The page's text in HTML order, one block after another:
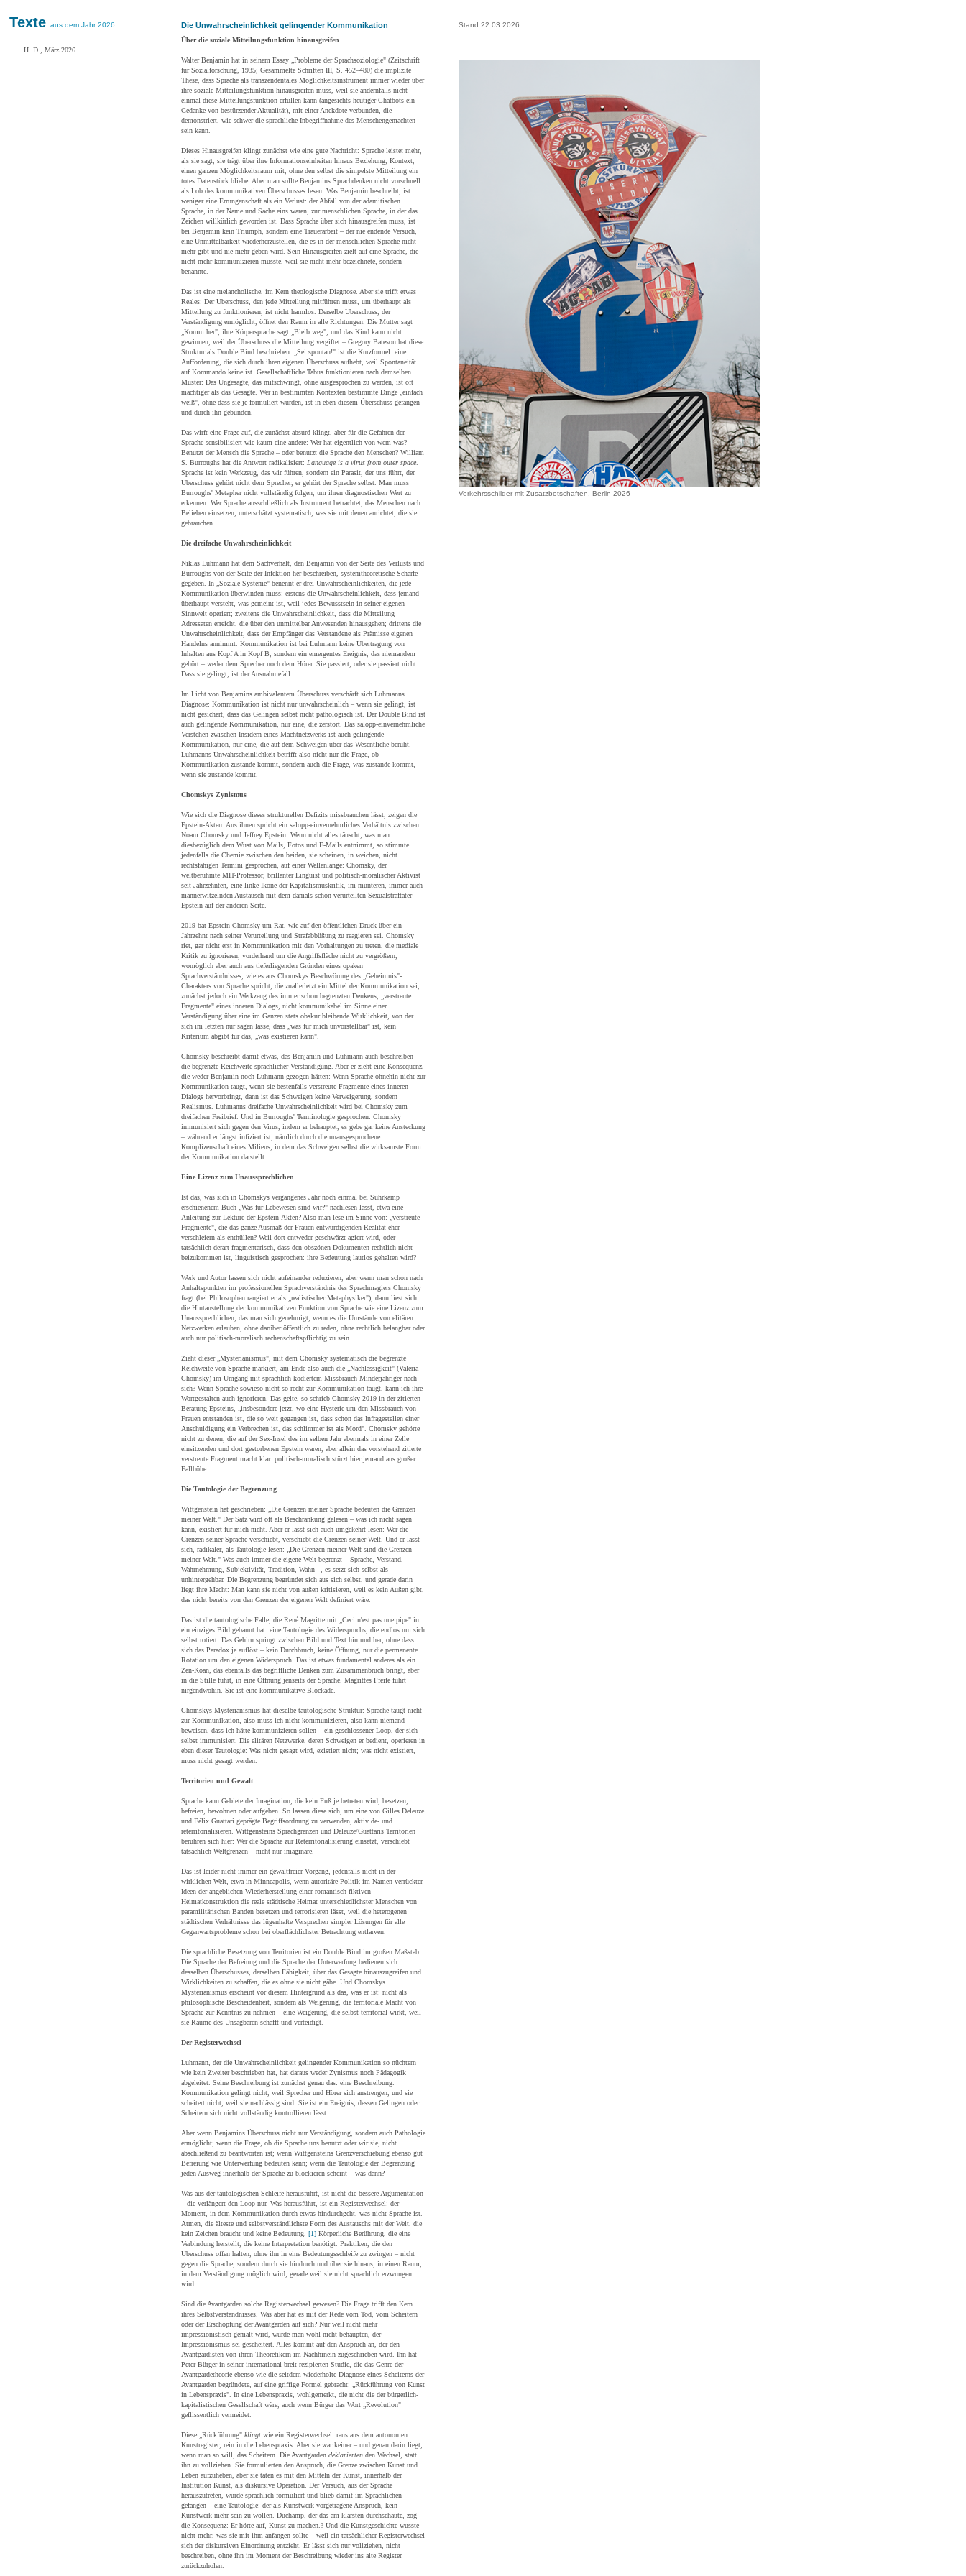
Texte aus dem Jahr 2026 Die Unwahrscheinlichkeit gelingender Kommunikation
Stand 22.03.2026
Über die soziale Mitteilungsfunktion hinausgreifen
H. D., März 2026
Walter Benjamin hat in seinem Essay „Probleme der Sprachsoziologie" (Zeitschrift
für Sozialforschung, 1935; Gesammelte Schriften III, S. 452–480) die implizite
These, dass Sprache als transzendentales Möglichkeitsinstrument immer wieder über
ihre soziale Mitteilungsfunktion hinausgreifen muss, weil sie andernfalls nicht
einmal diese Mitteilungsfunktion erfüllen kann (angesichts heutiger Chatbots ein
Gedanke von bestürzender Aktualität), mit einer Anekdote verbunden, die
demonstriert, wie schwer die sprachliche Inbegriffnahme des Menschengemachten
sein kann.
Dieses Hinausgreifen klingt zunächst wie eine gute Nachricht: Sprache leistet mehr,
als sie sagt, sie trägt über ihre Informationseinheiten hinaus Beziehung, Kontext,
einen ganzen Möglichkeitsraum mit, ohne den selbst die simpelste Mitteilung ein
totes Datenstück bliebe. Aber man sollte Benjamins Sprachdenken nicht vorschnell
als Lob des kommunikativen Überschusses lesen. Was Benjamin beschreibt, ist
weniger eine Errungenschaft als ein Verlust: der Abfall von der adamitischen
Sprache, in der Name und Sache eins waren, zur menschlichen Sprache, in der das
Zeichen willkürlich geworden ist. Dass Sprache über sich hinausgreifen muss, ist
bei Benjamin kein Triumph, sondern eine Trauerarbeit – der nie endende Versuch,
eine Unmittelbarkeit wiederherzustellen, die es in der menschlichen Sprache nicht
mehr gibt und nie mehr geben wird. Sein Hinausgreifen zielt auf eine Sprache, die
nicht mehr kommunizieren müsste, weil sie nicht mehr bezeichnete, sondern
benannte.
Verkehrsschilder mit Zusatzbotschaften, Berlin 2026
Das ist eine melancholische, im Kern theologische Diagnose. Aber sie trifft etwas
Reales: Der Überschuss, den jede Mitteilung mitführen muss, um überhaupt als
Mitteilung zu funktionieren, ist nicht harmlos. Derselbe Überschuss, der
Verständigung ermöglicht, öffnet den Raum in alle Richtungen. Die Mutter sagt
„Komm her", ihre Körpersprache sagt „Bleib weg", und das Kind kann nicht
gewinnen, weil der Überschuss die Mitteilung vergiftet – Gregory Bateson hat diese
Struktur als Double Bind beschrieben. „Sei spontan!" ist die Kurzformel: eine
Aufforderung, die sich durch ihren eigenen Überschuss aufhebt, weil Spontaneität
auf Kommando keine ist. Gesellschaftliche Tabus funktionieren nach demselben
Muster: Das Ungesagte, das mitschwingt, ohne ausgesprochen zu werden, ist oft
mächtiger als das Gesagte. Wer in bestimmten Kontexten bestimmte Dinge „einfach
weiß", ohne dass sie je formuliert wurden, ist in eben diesem Überschuss gefangen –
und durch ihn gebunden.
Das wirft eine Frage auf, die zunächst absurd klingt, aber für die Gefahren der
Sprache sensibilisiert wie kaum eine andere: Wer hat eigentlich von wem was?
Benutzt der Mensch die Sprache – oder benutzt die Sprache den Menschen? William
S. Burroughs hat die Antwort radikalisiert: Language is a virus from outer space
Sprache ist kein Werkzeug, das wir führen, sondern ein Parasit, der uns führt, der
Überschuss gehört nicht dem Sprecher, er gehört der Sprache selbst. Man muss
Burroughs' Metapher nicht vollständig folgen, um ihren diagnostischen Wert zu
erkennen: Wer Sprache ausschließlich als Instrument betrachtet, das Menschen nach
Belieben einsetzen, unterschätzt systematisch, was sie mit denen anrichtet, die sie
gebrauchen.
Die dreifache Unwahrscheinlichkeit
Niklas Luhmann hat dem Sachverhalt, den Benjamin von der Seite des Verlusts und
Burroughs von der Seite der Infektion her beschreiben, systemtheoretische Schärfe
gegeben. In „Soziale Systeme" benennt er drei Unwahrscheinlichkeiten, die jede
Kommunikation überwinden muss: erstens die Unwahrscheinlichkeit, dass jemand
überhaupt versteht, was gemeint ist, weil jedes Bewusstsein in seiner eigenen
Sinnwelt operiert; zweitens die Unwahrscheinlichkeit, dass die Mitteilung
Adressaten erreicht, die über den unmittelbar Anwesenden hinausgehen; drittens die
Unwahrscheinlichkeit, dass der Empfänger das Verstandene als Prämisse eigenen
Handelns annimmt. Kommunikation ist bei Luhmann keine Übertragung von
Inhalten aus Kopf A in Kopf B, sondern ein emergentes Ereignis, das niemandem
gehört – weder dem Sprecher noch dem Hörer. Sie passiert, oder sie passiert nicht.
Dass sie gelingt, ist der Ausnahmefall.
Im Licht von Benjamins ambivalentem Überschuss verschärft sich Luhmanns
Diagnose: Kommunikation ist nicht nur unwahrscheinlich – wenn sie gelingt, ist
nicht gesichert, dass das Gelingen selbst nicht pathologisch ist. Der Double Bind ist
auch gelingende Kommunikation, nur eine, die zerstört. Das salopp-einvernehmliche
Verstehen zwischen Insidern eines Machtnetzwerks ist auch gelingende
Kommunikation, nur eine, die auf dem Schweigen über das Wesentliche beruht.
Luhmanns Unwahrscheinlichkeit betrifft also nicht nur die Frage, ob
Kommunikation zustande kommt, sondern auch die Frage, was zustande kommt,
wenn sie zustande kommt.
Chomskys Zynismus
Wie sich die Diagnose dieses strukturellen Defizits missbrauchen lässt, zeigen die
Epstein-Akten. Aus ihnen spricht ein salopp-einvernehmliches Verhältnis zwischen
Noam Chomsky und Jeffrey Epstein. Wenn nicht alles täuscht, was man
diesbezüglich dem Wust von Mails, Fotos und E-Mails entnimmt, so stimmte
jedenfalls die Chemie zwischen den beiden, sie scheinen, in weichen, nicht
rechtsfähigen Termini gesprochen, auf einer Wellenlänge: Chomsky, der
weltberühmte MIT-Professor, brillanter Linguist und politisch-moralischer Aktivist
seit Jahrzehnten, eine linke Ikone der Kapitalismuskritik, im munteren, immer auch
männerwitzelnden Austausch mit dem damals schon verurteilten Sexualstraftäter
Epstein auf der anderen Seite.
2019 bat Epstein Chomsky um Rat, wie auf den öffentlichen Druck über ein
Jahrzehnt nach seiner Verurteilung und Strafabbüßung zu reagieren sei. Chomsky
riet, gar nicht erst in Kommunikation mit den Vorhaltungen zu treten, die mediale
Kritik zu ignorieren, vorderhand um die Angriffsfläche nicht zu vergrößern,
womöglich aber auch aus tieferliegenden Gründen eines opaken
Sprachverständnisses, wie es aus Chomskys Beschwörung des „Geheimnis"-
Charakters von Sprache spricht, die zuallerletzt ein Mittel der Kommunikation sei,
zunächst jedoch ein Werkzeug des immer schon begrenzten Denkens, „verstreute
Fragmente" eines inneren Dialogs, nicht kommunikabel im Sinne einer
Verständigung über eine im Ganzen stets obskur bleibende Wirklichkeit, von der
sich im letzten nur sagen lasse, dass „was für mich unvorstellbar" ist, kein
Kriterium abgibt für das, „was existieren kann".
Chomsky beschreibt damit etwas, das Benjamin und Luhmann auch beschreiben –
die begrenzte Reichweite sprachlicher Verständigung. Aber er zieht eine Konsequenz,
die weder Benjamin noch Luhmann gezogen hätten: Wenn Sprache ohnehin nicht zur
Kommunikation taugt, wenn sie bestenfalls verstreute Fragmente eines inneren
Dialogs hervorbringt, dann ist das Schweigen keine Verweigerung, sondern
Realismus. Luhmanns dreifache Unwahrscheinlichkeit wird bei Chomsky zum
dreifachen Freibrief. Und in Burroughs' Terminologie gesprochen: Chomsky
immunisiert sich gegen den Virus, indem er behauptet, es gebe gar keine Ansteckung
– während er längst infiziert ist, nämlich durch die unausgesprochene
Komplizenschaft eines Milieus, in dem das Schweigen selbst die wirksamste Form
der Kommunikation darstellt.
Eine Lizenz zum Unaussprechlichen
Ist das, was sich in Chomskys vergangenes Jahr noch einmal bei Suhrkamp
erschienenem Buch „Was für Lebewesen sind wir?" nachlesen lässt, etwa eine
Anleitung zur Lektüre der Epstein-Akten? Also man lese im Sinne von: „verstreute
Fragmente", die das ganze Ausmaß der Frauen entwürdigenden Realität eher
verschleiern als enthüllen? Weil dort entweder geschwärzt agiert wird, oder
tatsächlich derart fragmentarisch, dass den obszönen Dokumenten rechtlich nicht
beizukommen ist, linguistisch gesprochen: ihre Bedeutung lautlos gehalten wird?
Werk und Autor lassen sich nicht aufeinander reduzieren, aber wenn man schon nach
Anhaltspunkten im professionellen Sprachverständnis des Sprachmagiers Chomsky
fragt (bei Philosophen rangiert er als „realistischer Metaphysiker"), dann liest sich
die Hintanstellung der kommunikativen Funktion von Sprache wie eine Lizenz zum
Unaussprechlichen, das man sich genehmigt, wenn es die Umstände von elitären
Netzwerken erlauben, ohne darüber öffentlich zu reden, ohne rechtlich belangbar oder
auch nur politisch-moralisch rechenschaftspflichtig zu sein.
Zieht dieser „Mysterianismus", mit dem Chomsky systematisch die begrenzte
Reichweite von Sprache markiert, am Ende also auch die „Nachlässigkeit" (Valeria
Chomsky) im Umgang mit sprachlich kodiertem Missbrauch Minderjähriger nach
sich? Wenn Sprache sowieso nicht so recht zur Kommunikation taugt, kann ich ihre
Wortgestalten auch ignorieren. Das gelte, so schrieb Chomsky 2019 in der zitierten
Beratung Epsteins, „insbesondere jetzt, wo eine Hysterie um den Missbrauch von
Frauen entstanden ist, die so weit gegangen ist, dass schon das Infragestellen einer
Anschuldigung ein Verbrechen ist, das schlimmer ist als Mord". Chomsky gehörte
nicht zu denen, die auf der Sex-Insel des im selben Jahr abermals in einer Zelle
einsitzenden und dort gestorbenen Epstein waren, aber allein das vorstehend zitierte
verstreute Fragment macht klar: politisch-moralisch stürzt hier jemand aus großer
Fallhöhe.
Die Tautologie der Begrenzung
Wittgenstein hat geschrieben: „Die Grenzen meiner Sprache bedeuten die Grenzen
meiner Welt." Der Satz wird oft als Beschränkung gelesen – was ich nicht sagen
kann, existiert für mich nicht. Aber er lässt sich auch umgekehrt lesen: Wer die
Grenzen seiner Sprache verschiebt, verschiebt die Grenzen seiner Welt. Und er lässt
sich, radikaler, als Tautologie lesen: „Die Grenzen meiner Welt sind die Grenzen
meiner Welt." Was auch immer die eigene Welt begrenzt – Sprache, Verstand,
Wahrnehmung, Subjektivität, Tradition, Wahn –, es setzt sich selbst als
unhintergehbar. Die Begrenzung begründet sich aus sich selbst, und gerade darin
liegt ihre Macht: Man kann sie nicht von außen kritisieren, weil es kein Außen gibt,
das nicht bereits von den Grenzen der eigenen Welt definiert wäre.
Das ist die tautologische Falle, die René Magritte mit „Ceci n'est pas une pipe" in
ein einziges Bild gebannt hat: eine Tautologie des Widerspruchs, die endlos um sich
selbst rotiert. Das Gehirn springt zwischen Bild und Text hin und her, ohne dass
sich das Paradox je auflöst – kein Durchbruch, keine Öffnung, nur die permanente
Rotation um den eigenen Widerspruch. Das ist etwas fundamental anderes als ein
Zen-Koan, das ebenfalls das begriffliche Denken zum Zusammenbruch bringt, aber
in die Stille führt, in eine Öffnung jenseits der Sprache. Magrittes Pfeife führt
nirgendwohin. Sie ist eine kommunikative Blockade.
Chomskys Mysterianismus hat dieselbe tautologische Struktur: Sprache taugt nicht
zur Kommunikation, also muss ich nicht kommunizieren, also kann niemand
beweisen, dass ich hätte kommunizieren sollen – ein geschlossener Loop, der sich
selbst immunisiert. Die elitären Netzwerke, deren Schweigen er bedient, operieren in
eben dieser Tautologie: Was nicht gesagt wird, existiert nicht; was nicht existiert,
muss nicht gesagt werden.
Territorien und Gewalt
Sprache kann Gebiete der Imagination, die kein Fuß je betreten wird, besetzen,
befreien, bewohnen oder aufgeben. So lassen diese sich, um eine von Gilles Deleuze
und Félix Guattari geprägte Begriffsordnung zu verwenden, aktiv de- und
reterritorialisieren. Wittgensteins Sprachgrenzen und Deleuze/Guattaris Territorien
berühren sich hier: Wer die Sprache zur Reterritorialisierung einsetzt, verschiebt
tatsächlich Weltgrenzen – nicht nur imaginäre.
Das ist leider nicht immer ein gewaltfreier Vorgang, jedenfalls nicht in der
wirklichen Welt, etwa in Minneapolis, wenn autoritäre Politik im Namen verrückter
Ideen der angeblichen Wiederherstellung einer romantisch-fiktiven
Heimatkonstruktion die reale städtische Heimat unterschiedlichster Menschen von
paramilitärischen Banden besetzen und terrorisieren lässt, weil die heterogenen
städtischen Verhältnisse das lügenhafte Versprechen simpler Lösungen für alle
Gegenwartsprobleme schon bei oberflächlichster Betrachtung entlarven.
Die sprachliche Besetzung von Territorien ist ein Double Bind im großen Maßstab:
Die Sprache der Befreiung und die Sprache der Unterwerfung bedienen sich
desselben Überschusses, derselben Fähigkeit, über das Gesagte hinauszugreifen und
Wirklichkeiten zu schaffen, die es ohne sie nicht gäbe. Und Chomskys
Mysterianismus erscheint vor diesem Hintergrund als das, was er ist: nicht als
philosophische Bescheidenheit, sondern als Weigerung, die territoriale Macht von
Sprache zur Kenntnis zu nehmen – eine Weigerung, die selbst territorial wirkt, weil
sie Räume des Unsagbaren schafft und verteidigt.
Der Registerwechsel
Luhmann, der die Unwahrscheinlichkeit gelingender Kommunikation so nüchtern
wie kein Zweiter beschrieben hat, hat daraus weder Zynismus noch Pädagogik
abgeleitet. Seine Beschreibung ist zunächst genau das: eine Beschreibung.
Kommunikation gelingt nicht, weil Sprecher und Hörer sich anstrengen, und sie
scheitert nicht, weil sie nachlässig sind. Sie ist ein Ereignis, dessen Gelingen oder
Scheitern sich nicht vollständig kontrollieren lässt.
Aber wenn Benjamins Überschuss nicht nur Verständigung, sondern auch Pathologie
ermöglicht; wenn die Frage, ob die Sprache uns benutzt oder wir sie, nicht
abschließend zu beantworten ist; wenn Wittgensteins Grenzverschiebung ebenso gut
Befreiung wie Unterwerfung bedeuten kann; wenn die Tautologie der Begrenzung
jeden Ausweg innerhalb der Sprache zu blockieren scheint – was dann?
Was aus der tautologischen Schleife herausführt, ist nicht die bessere Argumentation
– die verlängert den Loop nur. Was herausführt, ist ein Registerwechsel: der
Moment, in dem Kommunikation durch etwas hindurchgeht, was nicht Sprache ist.
Atmen, die älteste und selbstverständlichste Form des Austauschs mit der Welt, die
kein Zeichen braucht und keine Bedeutung. [1] Körperliche Berührung, die eine
Verbindung herstellt, die keine Interpretation benötigt. Praktiken, die den
Überschuss offen halten, ohne ihn in eine Bedeutungsschleife zu zwingen – nicht
gegen die Sprache, sondern durch sie hindurch und über sie hinaus, in einen Raum,
in dem Verständigung möglich wird, gerade weil sie nicht sprachlich erzwungen
wird.
Sind die Avantgarden solche Registerwechsel gewesen? Die Frage trifft den Kern
ihres Selbstverständnisses. Was aber hat es mit der Rede vom Tod, vom Scheitern
oder der Erschöpfung der Avantgarden auf sich? Nur weil nicht mehr
impressionistisch gemalt wird, würde man wohl nicht behaupten, der
Impressionismus sei gescheitert. Alles kommt auf den Anspruch an, der den
Avantgardisten von ihren Theoretikern im Nachhinein zugeschrieben wird. Ihn hat
Peter Bürger in seiner international breit rezipierten Studie, die das Genre der
Avantgardetheorie ebenso wie die seitdem wiederholte Diagnose eines Scheiterns der
Avantgarden begründete, auf eine griffige Formel gebracht: „Rückführung von Kunst
in Lebenspraxis". In eine Lebenspraxis, wohlgemerkt, die nicht die der bürgerlich-
kapitalistischen Gesellschaft wäre, auch wenn Bürger das Wort „Revolution"
geflissentlich vermeidet.
Diese „Rückführung" klingt wie ein Registerwechsel: raus aus dem autonomen
Kunstregister, rein in die Lebenspraxis. Aber sie war keiner – und genau darin liegt,
wenn man so will, das Scheitern. Die Avantgarden deklarierten den Wechsel, statt
ihn zu vollziehen. Sie formulierten den Anspruch, die Grenze zwischen Kunst und
Leben aufzuheben, aber sie taten es mit den Mitteln der Kunst, innerhalb der
Institution Kunst, als diskursive Operation. Der Versuch, aus der Sprache
herauszutreten, wurde sprachlich formuliert und blieb damit im Sprachlichen
gefangen – eine Tautologie: der als Kunstwerk vorgetragene Anspruch, kein
Kunstwerk mehr sein zu wollen. Duchamp, der das am klarsten durchschaute, zog
die Konsequenz: Er hörte auf, Kunst zu machen.? Und die Kunstgeschichte wusste
nicht mehr, was sie mit ihm anfangen sollte – weil ein tatsächlicher Registerwechsel
sich der diskursiven Einordnung entzieht. Er lässt sich nur vollziehen, nicht
beschreiben, ohne ihn im Moment der Beschreibung wieder ins alte Register
zurückzuholen.